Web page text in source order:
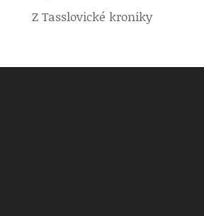
Z Tasslovické kroniky